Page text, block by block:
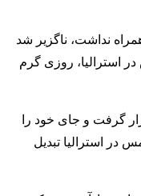
نداشت، ناگزیر شد
استرالیا، روزی گرم
قرار گرفت و جای خود را
در استرالیا تبدیل